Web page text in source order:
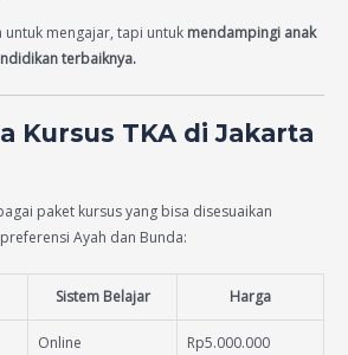
untuk mengajar, tapi untuk mendampingi anak
terbaiknya.
Kursus TKA di Jakarta
paket kursus yang bisa disesuaikan
Ayah dan Bunda:
Sistem Belajar Harga
Online Rp5.000.000